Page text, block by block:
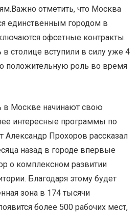
отметить, что Москва
единственным городом в
офсетные контракты.
столице вступили в силу уже 4
положительную роль во время
в Москве начинают свою
интересные программы по
Александр Прохоров рассказал
назад в городе впервые
о комплексном развитии
Благодаря этому будет
зона в 174 тысячи
более 500 рабочих мест,